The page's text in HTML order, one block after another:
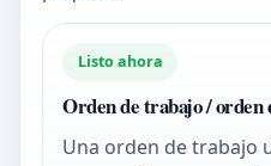
Listo ahora
Orden de trabajo / orden
Una orden de trabajo